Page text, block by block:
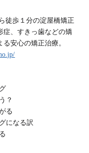
徒歩１分の淀屋橋矯正
症、すきっ歯などの矯
安心の矯正治療。
？
る
になる訳